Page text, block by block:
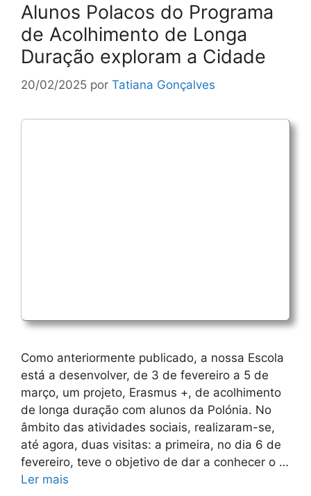
Alunos Polacos do Programa
de Acolhimento de Longa
Duração exploram a Cidade
20/02/2025 por Tatiana Gonçalves
Como anteriormente publicado, a nossa Escola
está a desenvolver, de 3 de fevereiro a 5 de
março, um projeto, Erasmus +, de acolhimento
de longa duração com alunos da Polónia. No
âmbito das atividades sociais, realizaram-se,
até agora, duas visitas: a primeira, no dia 6 de
fevereiro, teve o objetivo de dar a conhecer o …
Ler mais